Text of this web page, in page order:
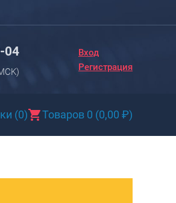
04
Вход
Регистрация
(0) Товаров 0 (0,00 ₽)
Новинки
Чемоданы на колесах